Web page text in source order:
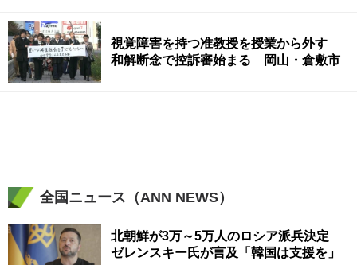
視覚障害を持つ准教授を授業から外す
和解断念で控訴審始まる 岡山・倉敷市
全国ニュース（ANN NEWS）
北朝鮮が3万～5万人のロシア派兵決定
ゼレンスキー氏が言及「韓国は支援を」